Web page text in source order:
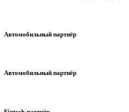
Автомобильный партнёр
Автомобильный партнёр